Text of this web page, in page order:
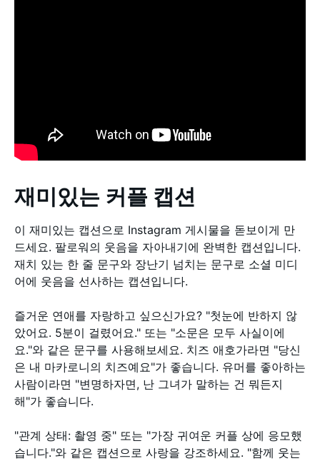
재미있는 커플 캡션
이 재미있는 캡션으로 Instagram 게시물을 돋보이게 만
드세요. 팔로워의 웃음을 자아내기에 완벽한 캡션입니다.
재치 있는 한 줄 문구와 장난기 넘치는 문구로 소셜 미디
어에 웃음을 선사하는 캡션입니다.
즐거운 연애를 자랑하고 싶으신가요? "첫눈에 반하지 않
았어요. 5분이 걸렸어요." 또는 "소문은 모두 사실이에
요."와 같은 문구를 사용해보세요. 치즈 애호가라면 "당신
은 내 마카로니의 치즈예요"가 좋습니다. 유머를 좋아하는
사람이라면 "변명하자면, 난 그녀가 말하는 건 뭐든지
해"가 좋습니다.
"관계 상태: 촬영 중" 또는 "가장 귀여운 커플 상에 응모했
습니다."와 같은 캡션으로 사랑을 강조하세요. "함께 웃는